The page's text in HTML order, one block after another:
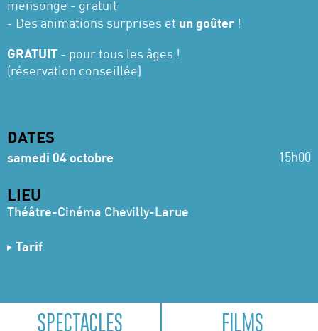
mensonge - gratuit
- Des animations surprises et un goûter!
GRATUIT
- pour tous les âges !
(réservation conseillée)
DATES
samedi 04 octobre 15h00
LIEU
Théâtre-Cinéma Chevilly-Larue
Tarif
SPECTACLES FILMS